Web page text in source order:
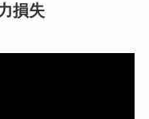
損失